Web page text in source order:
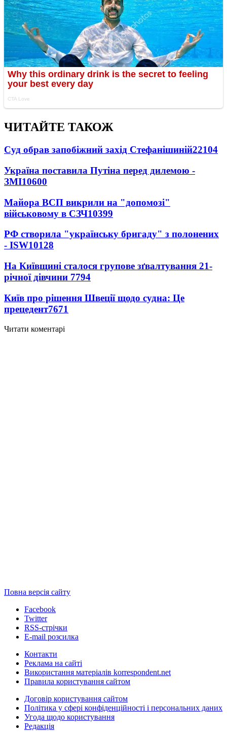
ЧИТАЙТЕ ТАКОЖ
Суд обрав запобіжний захід Стефанішиній22104
Україна поставила Путіна перед дилемою -
ЗМІ10600
Майора ВСП викрили на "допомозі"
військовому в СЗЧ10399
РФ створила "українську бригаду" з полонених
- ISW10128
На Київщині сталося групове зґвалтування 21-
річної дівчини 7794
Київ про рішення Швеції щодо судна: Це
прецедент7671
Читати коментарі
Повна версія сайту
Facebook
Twitter
RSS-стрічки
E-mail розсилка
Контакти
Реклама на сайті
Використання матеріалів korrespondent.net
Правила користування сайтом
Договір користування сайтом
Політика у сфері конфіденційності і персональних даних
Угода щодо користування
Редакція